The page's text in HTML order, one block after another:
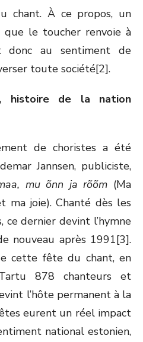
chant. À ce propos, un
que le toucher renvoie à
donc au sentiment de
toute société[2].
histoire de la nation
de choristes a été
Jannsen, publiciste,
mu õnn ja rõõm (Ma
ma joie). Chanté dès les
ce dernier devint l’hymne
nouveau après 1991[3].
cette fête du chant, en
878 chanteurs et
l’hôte permanent à la
eurent un réel impact
national estonien,